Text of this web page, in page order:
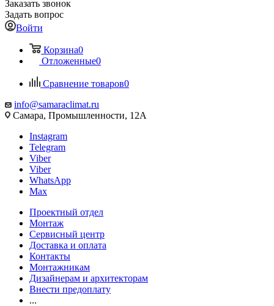
Заказать звонок
Задать вопрос
Войти
Корзина0
Отложенные0
Сравнение товаров0
info@samaraclimat.ru
Самара, Промышленности, 12А
Instagram
Telegram
Viber
Viber
WhatsApp
Max
Проектный отдел
Монтаж
Сервисный центр
Доставка и оплата
Контакты
Монтажникам
Дизайнерам и архитекторам
Внести предоплату
...